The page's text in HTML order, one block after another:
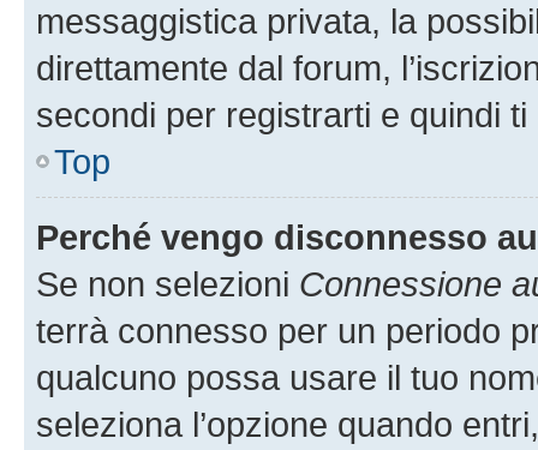
messaggistica privata, la
direttamente dal forum,
secondi per registrarti e quindi
Top
Perché vengo disconnesso
Se non selezioni Connessione
terrà connesso per un periodo
qualcuno possa usare il tuo
seleziona l’opzione quando